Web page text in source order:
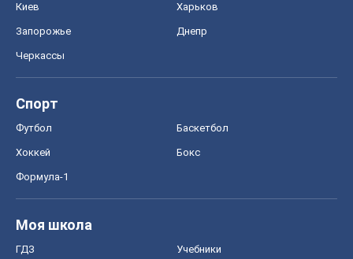
Киев Харьков
Запорожье Днепр
Черкассы
Спорт
Футбол Баскетбол
Хоккей Бокс
Формула-1
Моя школа
ГДЗ Учебники